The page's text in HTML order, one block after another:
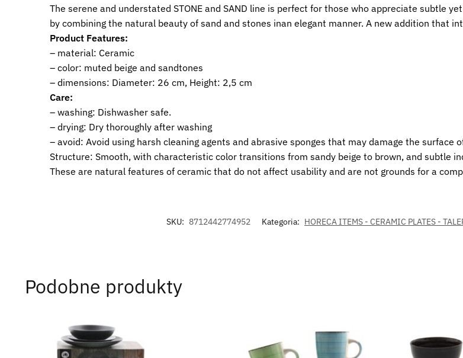
The serene and understated STONE and SAND line is perfect for those who appreciate subtle
by combining the natural beauty of sand and stones inan elegant manner. A new addition that
Product Features:
– material: Ceramic
– color: muted beige and sandtones
– dimensions: Diameter: 26 cm, Height: 2,5 cm
Care:
– washing: Dishwasher safe.
– drying: Dry thoroughly after washing
– avoid: Avoid using harsh cleaning agents and abrasive sponges that may damage the surface
Structure: Smooth, with characteristic color transitions from sandy beige to brown, and subtle
These are natural features of ceramic that do not affect usability and are not grounds for a
SKU: 8712442774952 Kategoria: HORECA ITEMS - CERAMIC PLATES -
Podobne produkty